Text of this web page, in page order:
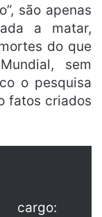
são apenas
a matar,
do que
sem
o pesquisa
fatos criados